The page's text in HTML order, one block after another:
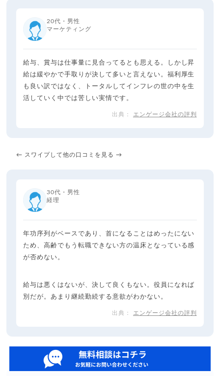
20代・男性
マーケティング
給与、賞与は仕事量に見合ってるとも思える。しかし昇
給は緩やかで手取りが決して多いと言えない。福利厚生
も良い訳ではなく、トータルしてインフレの世の中を生
活していく中では苦しい実情です。
エンゲージ会社の評判
← スワイプして他の口コミを見る →
30代・男性
経理
年功序列がベースであり、首になることはめったにない
ため、高齢でもう転職できない方の温床となっている感
が否めない。
給与は悪くはないが、決して良くもない。役員になれば
別だが。あまり継続勤続する意欲がわかない。
エンゲージ会社の評判
← スワイプして他の口コミを見る →